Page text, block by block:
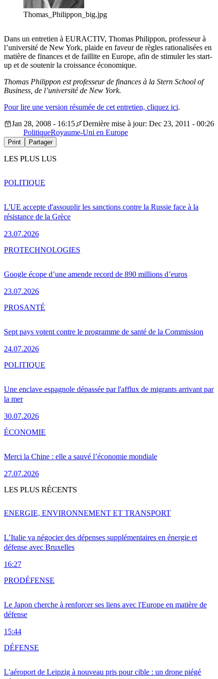
Thomas_Philippon_big.jpg
Dans un entretien à EURACTIV, Thomas Philippon, professeur à
l’université de New York, plaide en faveur de règles rationalisées en
matière de finances et de faillite en Europe, afin de stimuler les start-
up et de soutenir la croissance économique.
Thomas Philippon est professeur de finances à la Stern School of
Business, de l’université de New York.
Pour lire une version résumée de cet entretien, cliquez ici.
Jan 28, 2008 - 16:15
Dernière mise à jour: Dec 23, 2011 - 00:26
PolitiqueRoyaume-Uni en Europe
Print Partager
LES PLUS LUS
L'UE accepte d'assouplir les sanctions contre la Russie face à la
résistance de la Grèce
23.07.2026
POLITIQUE
Google écope d’une amende record de 890 millions d’euros
23.07.2026
PROTECHNOLOGIES
Sept pays votent contre le programme de santé de la Commission
24.07.2026
PROSANTÉ
Une enclave espagnole dépassée par l'afflux de migrants arrivant par
la mer
30.07.2026
POLITIQUE
Merci la Chine : elle a sauvé l’économie mondiale
27.07.2026
ÉCONOMIE
LES PLUS RÉCENTS
L’Italie va négocier des dépenses supplémentaires en énergie et
défense avec Bruxelles
16:27
ENERGIE, ENVIRONNEMENT ET TRANSPORT
Le Japon cherche à renforcer ses liens avec l'Europe en matière de
défense
15:44
PRODÉFENSE
L'aéroport de Leipzig à nouveau pris pour cible : un drone piégé
DÉFENSE